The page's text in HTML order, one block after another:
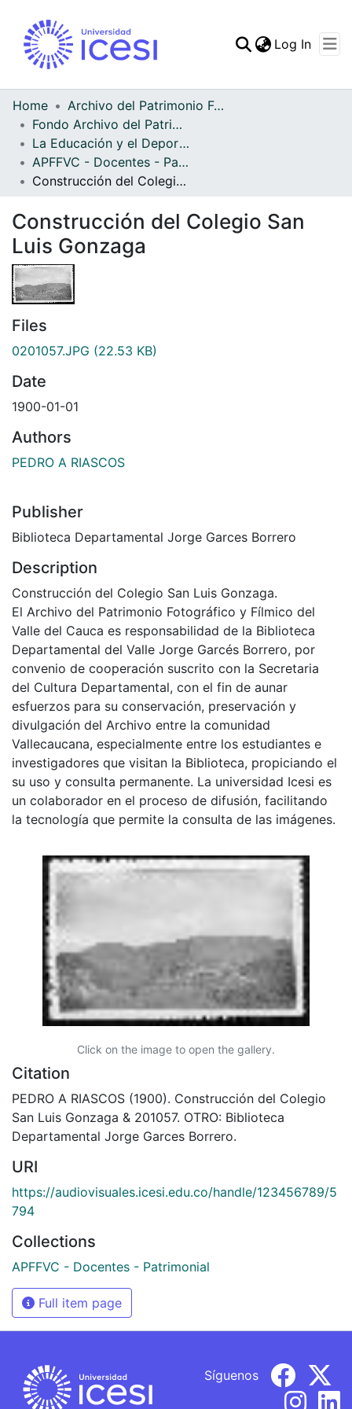
Log In
Home
Archivo del Patrimonio Fotográfico y Fílmico del Valle del Cauca
Fondo Archivo del Patrimonio Fotográfico y Fílmico del Valle del Cauca
La Educación y el Deporte
APFFVC - Docentes - Patrimonial
Construcción del Colegio San Luis Gonzaga
Construcción del Colegio San
Luis Gonzaga
Files
0201057.JPG (22.53 KB)
Date
1900-01-01
Authors
PEDRO A RIASCOS
Publisher
Biblioteca Departamental Jorge Garces Borrero
Description
Construcción del Colegio San Luis Gonzaga.
El Archivo del Patrimonio Fotográfico y Fílmico del
Valle del Cauca es responsabilidad de la Biblioteca
Departamental del Valle Jorge Garcés Borrero, por
convenio de cooperación suscrito con la Secretaria
del Cultura Departamental, con el fin de aunar
esfuerzos para su conservación, preservación y
divulgación del Archivo entre la comunidad
Vallecaucana, especialmente entre los estudiantes e
investigadores que visitan la Biblioteca, propiciando el
su uso y consulta permanente. La universidad Icesi es
un colaborador en el proceso de difusión, facilitando
la tecnología que permite la consulta de las imágenes.
Click on the image to open the gallery.
Citation
PEDRO A RIASCOS (1900). Construcción del Colegio
San Luis Gonzaga & 201057. OTRO: Biblioteca
Departamental Jorge Garces Borrero.
URI
https://audiovisuales.icesi.edu.co/handle/123456789/5
794
Collections
APFFVC - Docentes - Patrimonial
Full item page
Síguenos